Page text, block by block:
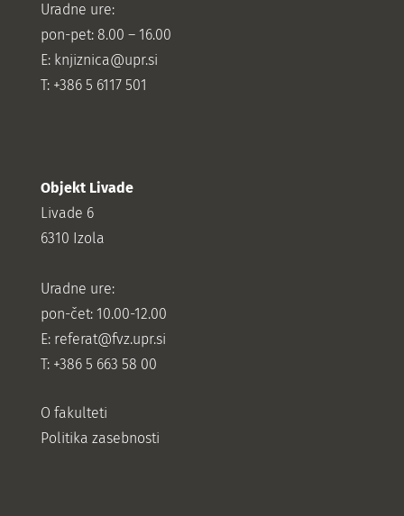
Uradne ure:
pon-pet: 8.00 – 16.00
E: knjiznica@upr.si
T: +386 5 6117 501
Objekt Livade
Livade 6
6310 Izola
Uradne ure:
pon-čet: 10.00-12.00
E: referat@fvz.upr.si
T: +386 5 663 58 00
O fakulteti
Politika zasebnosti